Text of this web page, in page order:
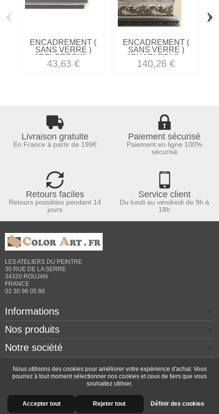
ENCADREMENT (
SANS VERRE )
"COLORBOX"...
43,63 €
ENCADREMENT (
SANS VERRE )
"CHARLES V"...
140,26 €
‹ ›
Livraison gratuite
En France à partir de 199€
Paiement sécurisé
Paiement en ligne 100%
sécurisé
Retours faciles
Retours possibles pendant 14
jours
Service client
Du lundi au vendredi de 9h à
18h
LES ATELIERS DU PEINTRE
30 RUE DE LA SERRE
34320 ROUJAN
FRANCE
02 30 96 05 86
Informations
Nos produits
Notre société
Contactez-nous
Copyright © 2026 - Design by Prestacrea
- Ecommerce
software byPrestaShop™
Nous utilisons des cookies pour améliorer votre expérience d'achat. Vous
pourrez à tout moment sélectionner nos cookies et ceux de tiers que vous
souhaitez utiliser.
Accepter tout Rejeter tout Définir des cookies